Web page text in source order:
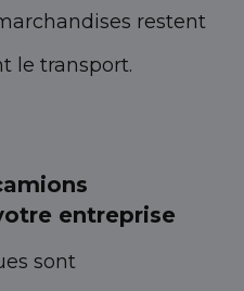
restent
le transport.
entreprise
sont